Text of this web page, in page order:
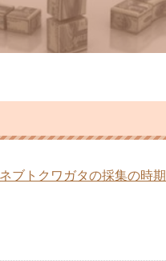
ネブトクワガタの採集の時